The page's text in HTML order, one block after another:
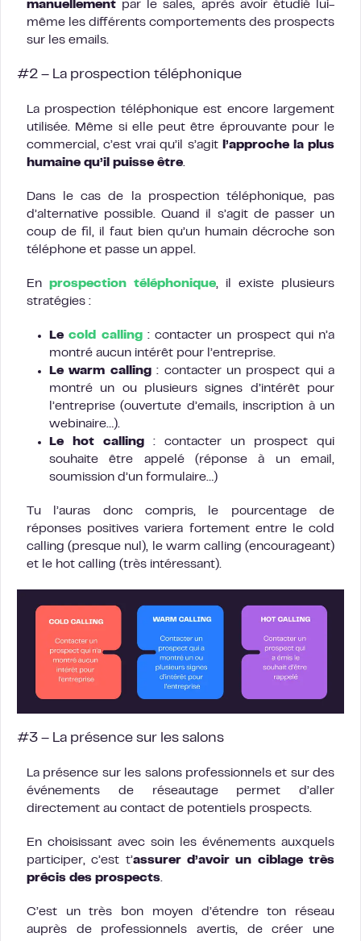
manuellement par le sales, après avoir étudié lui-
même les différents comportements des prospects
sur les emails.
#2 – La prospection téléphonique
La prospection téléphonique est encore largement
utilisée. Même si elle peut être éprouvante pour le
commercial, c’est vrai qu’il s’agit
l’approche la plus
humaine qu’il puisse être.
Dans le cas de la prospection téléphonique, pas
d’alternative possible. Quand il s’agit de passer un
coup de fil, il faut bien qu’un humain décroche son
téléphone et passe un appel.
En prospection téléphonique, il existe plusieurs
stratégies :
Lecold calling: contacter un prospect qui n’a
montré aucun intérêt pour l’entreprise.
Le warm calling: contacter un prospect qui a
montré un ou plusieurs signes d’intérêt pour
l’entreprise (ouvertute d’emails, inscription à un
webinaire…).
Le hot calling : contacter un prospect qui
souhaite être appelé (réponse à un email,
soumission d’un formulaire…)
Tu l’auras donc compris, le pourcentage de
réponses positives variera fortement entre le cold
calling (presque nul), le warm calling (encourageant)
et le hot calling (très intéressant).
#3 – La présence sur les salons
La présence sur les salons professionnels et sur des
événements de réseautage permet d’aller
directement au contact de potentiels prospects.
En choisissant avec soin les événements auxquels
participer, c’est t’assurer d’avoir un ciblage très
précis des prospects.
C’est un très bon moyen d’étendre ton réseau
auprès de professionnels avertis, de créer une